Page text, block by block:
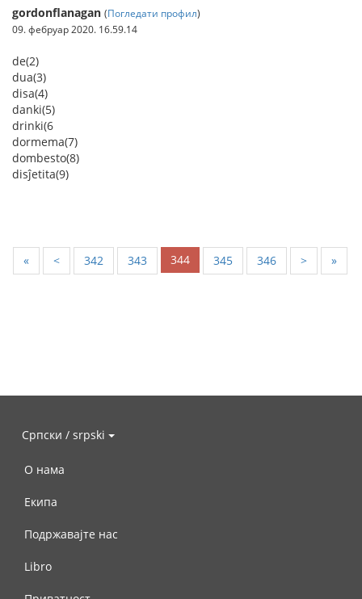
gordonflanagan (Погледати профил)
09. фебруар 2020. 16.59.14
de(2)
dua(3)
disa(4)
danki(5)
drinki(6
dormema(7)
dombesto(8)
disĵetita(9)
« < 342 343 344 345 346 > »
Српски / srpski
О нама
Екипа
Подржавајте нас
Libro